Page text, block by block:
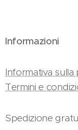
Informazioni
Informativa sulla
Termini e
Spedizione